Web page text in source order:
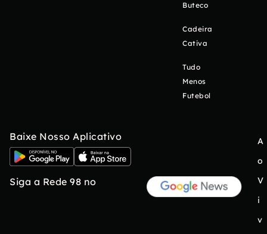
Buteco
Cadeira
Cativa
Tudo
Menos
Futebol
Baixe Nosso Aplicativo
Siga a Rede 98 no
A
o
V
i
v